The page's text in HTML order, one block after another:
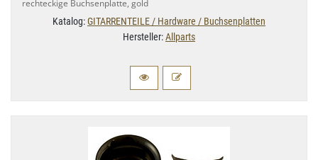
rechteckige Buchsenplatte, gold
Katalog:GITARRENTEILE / Hardware / Buchsenplatten
Hersteller:Allparts